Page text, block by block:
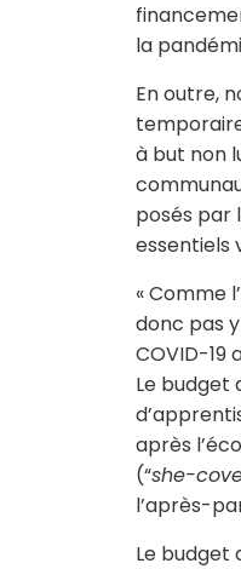
la
En outre,
à but non
posés par
essentiels
« Comme
donc pas
COVID-19
Le budget
après
(“she-
l’après-
Le budget